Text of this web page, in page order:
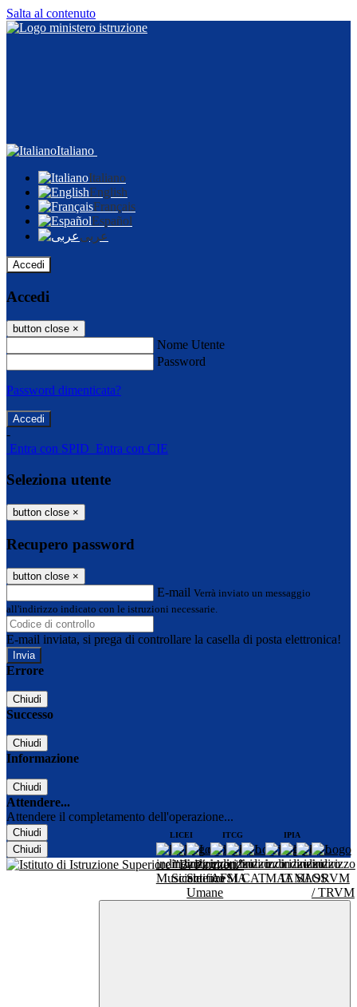
Salta al contenuto
Italiano
Italiano
English
Français
Español
عربى
Accedi
Accedi
button close ×
Nome Utente
Password
Password dimenticata?
-
Entra con SPID Entra con CIE
Seleziona utente
button close ×
Recupero password
button close ×
E-mail Verrà inviato un messaggio
all'indirizzo indicato con le istruzioni necessarie.
E-mail inviata, si prega di controllare la casella di posta elettronica!
Errore
Chiudi
Successo
Chiudi
Informazione
Chiudi
Attendere...
Attendere il completamento dell'operazione...
Chiudi
Chiudi
LICEI ITCG IPIA